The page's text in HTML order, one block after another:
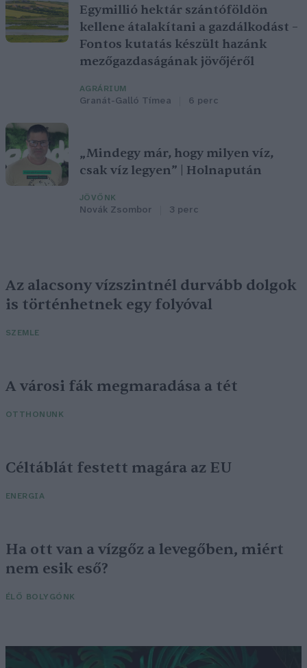
Egymillió hektár szántóföldön
kellene átalakítani a gazdálkodást –
Fontos kutatás készült hazánk
mezőgazdaságának jövőjéről
AGRÁRIUM
Granát-Galló Tímea 6 perc
„Mindegy már, hogy milyen víz,
csak víz legyen” | Holnapután
JÖVŐNK
Novák Zsombor 3 perc
Az alacsony vízszintnél durvább dolgok
is történhetnek egy folyóval
SZEMLE
A városi fák megmaradása a tét
OTTHONUNK
Céltáblát festett magára az EU
ENERGIA
Ha ott van a vízgőz a levegőben, miért
nem esik eső?
ÉLŐ BOLYGÓNK